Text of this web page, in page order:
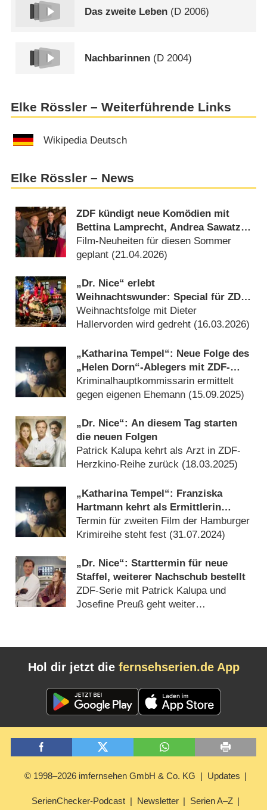
Das zweite Leben (D 2006)
Nachbarinnen (D 2004)
Elke Rössler – Weiterführende Links
Wikipedia Deutsch
Elke Rössler – News
ZDF kündigt neue Komödien mit
Bettina Lamprecht, Andrea Sawatzki
und Tobias Oertel an
Film-Neuheiten für diesen Sommer
geplant (21.04.2026)
„Dr. Nice“ erlebt
Weihnachtswunder: Special für ZDF-
Reihe mit Patrick Kalupa
Weihnachtsfolge mit Dieter
Hallervorden wird gedreht (16.03.2026)
„Katharina Tempel“: Neue Folge des
„Helen Dorn“-Ablegers mit ZDF-
Premiere
Kriminalhauptkommissarin ermittelt
gegen eigenen Ehemann (15.09.2025)
„Dr. Nice“: An diesem Tag starten
die neuen Folgen
Patrick Kalupa kehrt als Arzt in ZDF-
Herzkino-Reihe zurück (18.03.2025)
„Katharina Tempel“: Franziska
Hartmann kehrt als Ermittlerin
zurück
Termin für zweiten Film der Hamburger
Krimireihe steht fest (31.07.2024)
„Dr. Nice“: Starttermin für neue
Staffel, weiterer Nachschub bestellt
ZDF-Serie mit Patrick Kalupa und
Josefine Preuß geht weiter
Hol dir jetzt die fernsehserien.de App
© 1998–2026 imfernsehen GmbH & Co. KG Updates
SerienChecker-Podcast Newsletter Serien A–Z